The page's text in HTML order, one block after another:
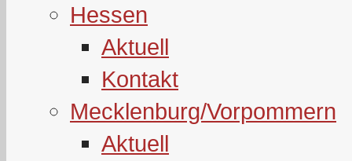
Hessen
Aktuell
Kontakt
Mecklenburg/Vorpommern
Aktuell